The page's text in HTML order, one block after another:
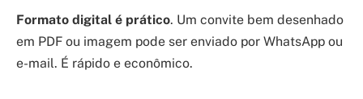
Formato digital é prático. Um convite bem desenhado
em PDF ou imagem pode ser enviado por WhatsApp ou
e-mail. É rápido e econômico.